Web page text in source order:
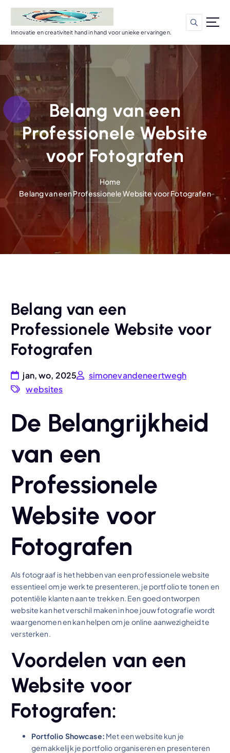
d
n
Innovatie en creativiteit hand in hand voor unieke ervaringen.
Belang van een
Professionele Website
voor Fotografen
Home
Belang van een Professionele Website voor Fotografen
Belang van een
Professionele Website voor
Fotografen
jan, wo, 2025
simonevandeneertwegh
websites
De Belangrijkheid
van een
Professionele
Website voor
Fotografen
Als fotograaf is het hebben van een professionele website
essentieel om je werk te presenteren, je portfolio te tonen en
potentiële klanten aan te trekken. Een goed ontworpen
website kan het verschil maken in hoe jouw fotografie wordt
waargenomen en kan helpen om je online aanwezigheid te
versterken.
Voordelen van een
Website voor
Fotografen:
Portfolio Showcase: Met een website kun je
gemakkelijk je portfolio organiseren en presenteren